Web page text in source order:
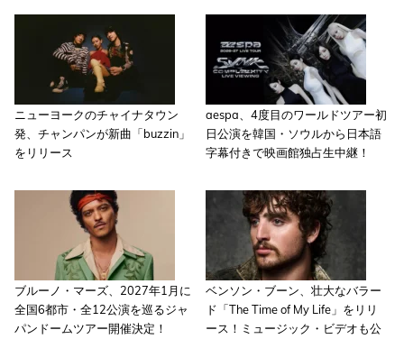
ニューヨークのチャイナタウン
発、チャンパンが新曲「buzzin」
をリリース
aespa、4度目のワールドツアー初
日公演を韓国・ソウルから日本語
字幕付きで映画館独占生中継！
ブルーノ・マーズ、2027年1月に
全国6都市・全12公演を巡るジャ
パンドームツアー開催決定！
ベンソン・ブーン、壮大なバラー
ド「The Time of My Life」をリリ
ース！ミュージック・ビデオも公